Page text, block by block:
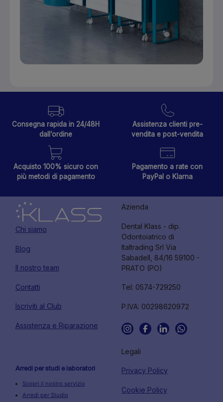
Consegna rapida in 24/48H
dall’ordine
Assistenza clienti pre-
vendita e post-vendita
Acquisto 100% sicuro con
più metodi di pagamento
Pagamento a rate con
PayPal o Klarna
Chi siamo
Blog
Il nostro team
Contatti
Iscriviti al Club
Assistenza e Riparazione
Azienda
Dental Klass - dip.
Odontoiatrico di
Italtrading Srl Via
Sabadell, 84/16 59100 -
PRATO (PO)
Tel: 0574-729250
P.IVA: 00298620972
Arredi per studi e laboratori
Scopri il nostro servizio
Arredi per Studio
Legali
Privacy Policy
Cookie Policy